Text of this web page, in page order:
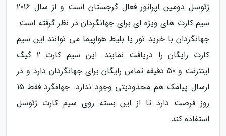
ژئوسل دومین اپراتور فعال گرجستان است و از سال 2016
سیم کارت های ویژه ای برای جهانگردان در نظر گرفته است.
جهانگردان با خرید تور یا بلیط هواپیما می توانند این سیم
کارت رایگان را دریافت نمایند. این سیم کارت 2 گیگ
اینترنت و 50 دقیقه تماس رایگان برای جهانگردان دارد و در
ارسال پیامک هم محدودیتی وجود ندارد. جهانگرد فقط 15
روز فرصت دارد تا از این بسته روی سیم کارت ژئوسل
استفاده کند.